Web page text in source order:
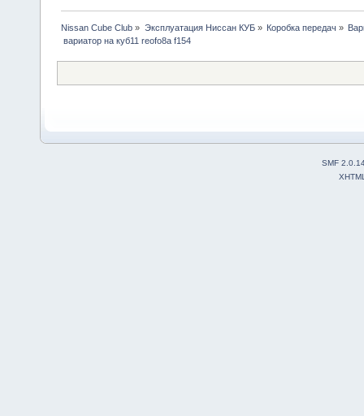
Nissan Cube Club » Эксплуатация Ниссан КУБ» Коробка передач »
вариатор на куб11 reofo8a f154
SMF